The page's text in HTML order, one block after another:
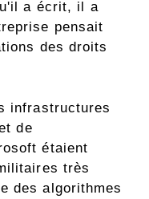
a écrit, il a
pensait
des droits
infrastructures
de
étaient
très
des algorithmes